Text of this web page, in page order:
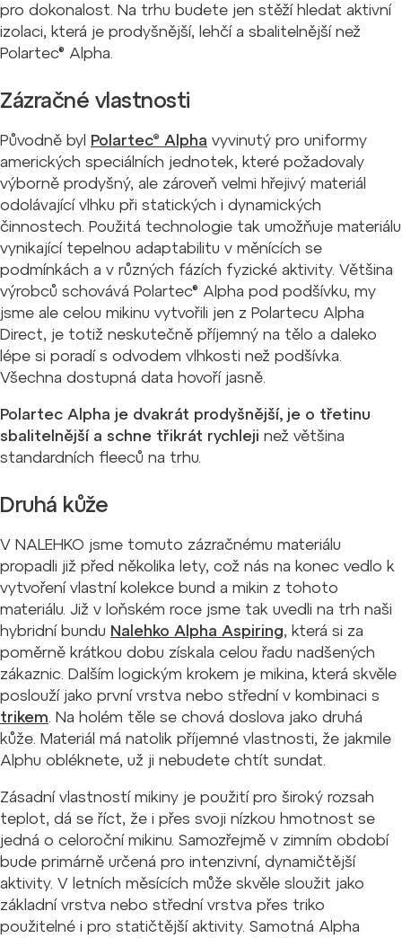
pro dokonalost. Na trhu budete jen stěží hledat aktivní
izolaci, která je prodyšnější, lehčí a sbalitelnější než
Polartec® Alpha.
Zázračné vlastnosti
Původně byl Polartec® Alpha vyvinutý pro uniformy
amerických speciálních jednotek, které požadovaly
výborně prodyšný, ale zároveň velmi hřejivý materiál
odolávající vlhku při statických i dynamických
činnostech. Použitá technologie tak umožňuje materiálu
vynikající tepelnou adaptabilitu v měnících se
podmínkách a v různých fázích fyzické aktivity. Většina
výrobců schovává Polartec® Alpha pod podšívku, my
jsme ale celou mikinu vytvořili jen z Polartecu Alpha
Direct, je totiž neskutečně příjemný na tělo a daleko
lépe si poradí s odvodem vlhkosti než podšívka.
Všechna dostupná data hovoří jasně.
Polartec Alpha je dvakrát prodyšnější, je o třetinu
sbalitelnější a schne třikrát rychleji než většina
standardních fleeců na trhu.
Druhá kůže
V NALEHKO jsme tomuto zázračnému materiálu
propadli již před několika lety, což nás na konec vedlo k
vytvoření vlastní kolekce bund a mikin z tohoto
materiálu. Již v loňském roce jsme tak uvedli na trh naši
hybridní bundu Nalehko Alpha Aspiring, která si za
poměrně krátkou dobu získala celou řadu nadšených
zákaznic. Dalším logickým krokem je mikina, která skvěle
poslouží jako první vrstva nebo střední v kombinaci s
trikem. Na holém těle se chová doslova jako druhá
kůže. Materiál má natolik příjemné vlastnosti, že jakmile
Alphu obléknete, už ji nebudete chtít sundat.
Zásadní vlastností mikiny je použití pro široký rozsah
teplot, dá se říct, že i přes svoji nízkou hmotnost se
jedná o celoroční mikinu. Samozřejmě v zimním období
bude primárně určená pro intenzivní, dynamičtější
aktivity. V letních měsících může skvěle sloužit jako
základní vrstva nebo střední vrstva přes triko
použitelné i pro statičtější aktivity. Samotná Alpha